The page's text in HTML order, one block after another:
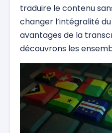
traduire le contenu
changer l’intégralité
avantages de la
découvrons les